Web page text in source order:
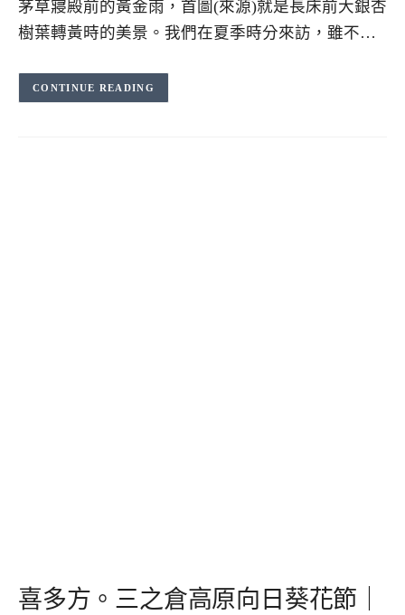
茅草寢殿前的黃金雨，首圖(來源)就是長床前大銀杏
樹葉轉黃時的美景。我們在夏季時分來訪，雖不…
CONTINUE READING
喜多方。三之倉高原向日葵花節｜